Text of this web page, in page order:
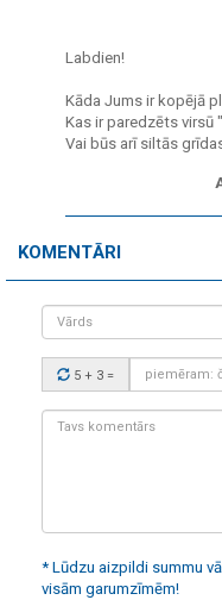
Labdien!
Kāda Jums ir kopējā
Kas ir paredzēts virsū
Vai būs arī siltās
KOMENTĀRI
Vārds
Drošības
kods:
5 + 3 =
Tavs
* Lūdzu aizpildi summu
visām garumzīmēm!